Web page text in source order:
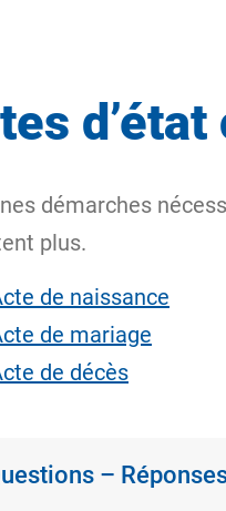
d’état
démarches
plus.
de naissance
de mariage
de décès
–